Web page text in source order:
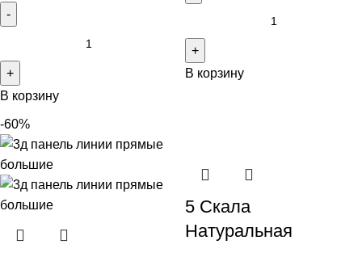
В корзину
В корзину
-60%
5 Скала
Натуральная